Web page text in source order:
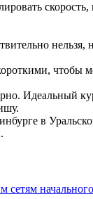
чтобы
Идеальный
в